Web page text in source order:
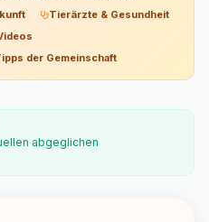
Tierärzte & Gesundheit
der Gemeinschaft
abgeglichen